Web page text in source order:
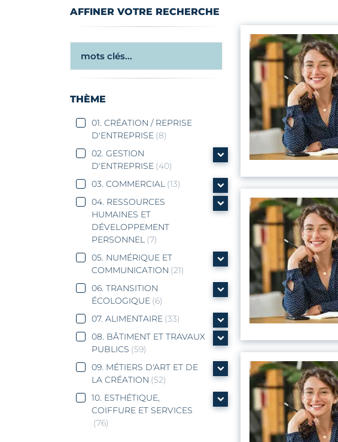
AFFINER VOTRE RECHERCHE
THÈME
01. CRÉATION / REPRISE
D'ENTREPRISE (8)
02. GESTION
D'ENTREPRISE (40)
03. COMMERCIAL (13)
04. RESSOURCES
HUMAINES ET
DÉVELOPPEMENT
PERSONNEL (7)
05. NUMÉRIQUE ET
COMMUNICATION (21)
06. TRANSITION
ÉCOLOGIQUE (6)
07. ALIMENTAIRE (33)
08. BÂTIMENT ET TRAVAUX
PUBLICS (59)
09. MÉTIERS D'ART ET DE
LA CRÉATION (52)
10. ESTHÉTIQUE,
COIFFURE ET SERVICES
(76)